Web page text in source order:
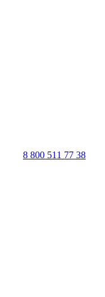
8 800 511 77 38